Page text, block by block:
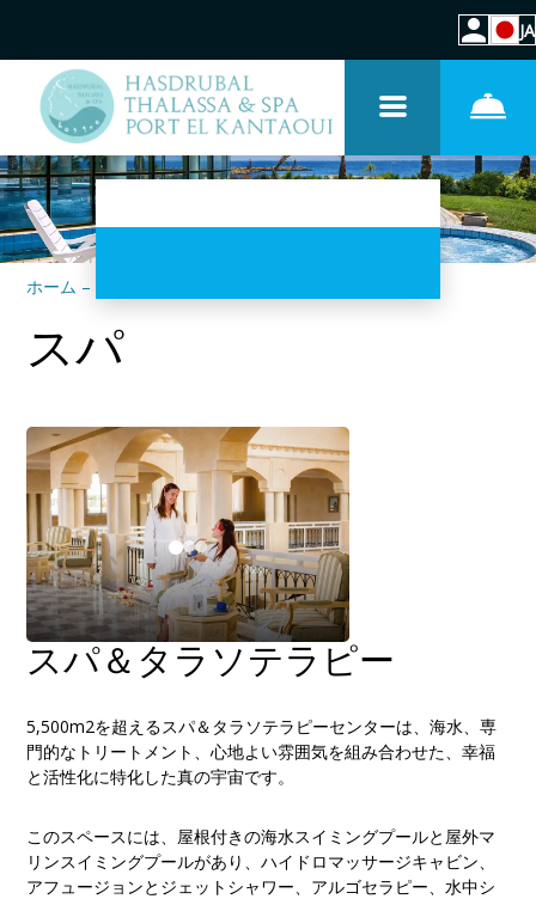
JA
ホーム –
スパ
スパ＆タラソテラピー
5,500m2を超えるスパ＆タラソテラピーセンターは、海水、専
門的なトリートメント、心地よい雰囲気を組み合わせた、幸福
と活性化に特化した真の宇宙です。
このスペースには、屋根付きの海水スイミングプールと屋外マ
リンスイミングプールがあり、ハイドロマッサージキャビン、
アフュージョンとジェットシャワー、アルゴセラピー、水中シ